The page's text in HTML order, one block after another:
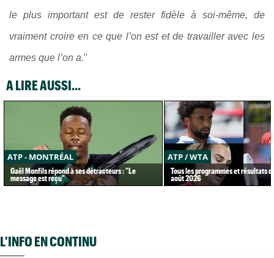
le plus important est de rester fidèle à soi-même, de
vraiment croire en ce que l’on est et de travailler avec les
armes que l’on a."
A LIRE AUSSI...
ATP - MONTRÉAL
Gaël Monfils répond à ses détracteurs : "Le
message est reçu"
ATP / WTA
Tous les programmes et résultats
août 2026
L'INFO EN CONTINU